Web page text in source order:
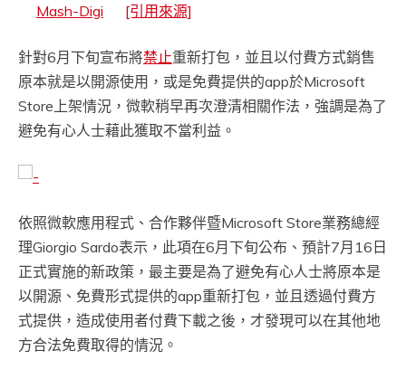
Mash-Digi
[引用來源]
針對6月下旬宣布將禁止重新打包，並且以付費方式銷售
原本就是以開源使用，或是免費提供的app於Microsoft
Store上架情況，微軟稍早再次澄清相關作法，強調是為了
避免有心人士藉此獲取不當利益。
依照微軟應用程式、合作夥伴暨Microsoft Store業務總經
理Giorgio Sardo表示，此項在6月下旬公布、預計7月16日
正式實施的新政策，最主要是為了避免有心人士將原本是
以開源、免費形式提供的app重新打包，並且透過付費方
式提供，造成使用者付費下載之後，才發現可以在其他地
方合法免費取得的情況。